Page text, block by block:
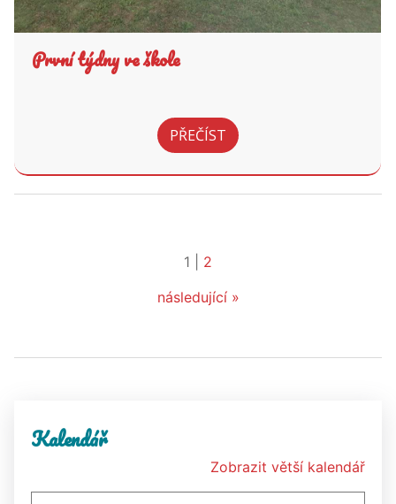
První týdny ve škole
PŘEČÍST
1
2
následující »
Kalendář
Zobrazit větší kalendář